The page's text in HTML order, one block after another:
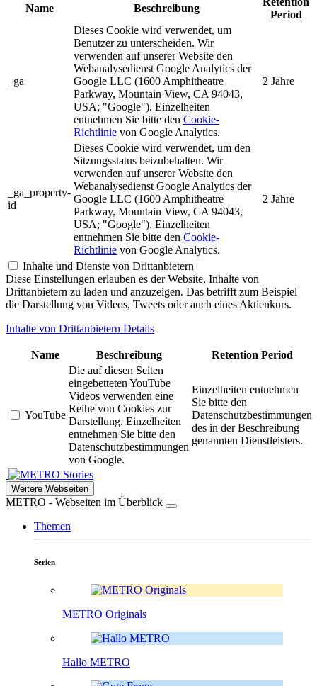
Name Beschreibung
Period
_ga
Dieses Cookie wird verwendet, um
Benutzer zu unterscheiden. Wir
verwenden auf unserer Website den
Webanalysedienst Google Analytics der
Google LLC (1600 Amphitheatre
Parkway, Mountain View, CA 94043,
USA; "Google"). Einzelheiten
entnehmen Sie bitte den Cookie-
Richtlinie von Google Analytics.
2 Jahre
_ga_property-
id
Dieses Cookie wird verwendet, um den
Sitzungsstatus beizubehalten. Wir
verwenden auf unserer Website den
Webanalysedienst Google Analytics der
Google LLC (1600 Amphitheatre
Parkway, Mountain View, CA 94043,
USA; "Google"). Einzelheiten
entnehmen Sie bitte den Cookie-
Richtlinie von Google Analytics.
2 Jahre
Inhalte und Dienste von Drittanbietern
Diese Einstellungen erlauben es der Website, Inhalte von
Drittanbietern zu laden und anzuzeigen. Das betrifft zum Beispiel
die Darstellung von Videos, Tweets oder auch eines Aktienkurs.
Inhalte von Drittanbietern Details
Name Beschreibung Retention Period
YouTube
Die auf diesen Seiten
eingebetteten YouTube
Videos verwenden eine
Reihe von Cookies zur
Darstellung. Einzelheiten
entnehmen Sie bitte den
Datenschutzbestimmungen
von Google.
Einzelheiten entnehmen
Sie bitte den
Datenschutzbestimmungen
des in der Beschreibung
genannten Dienstleisters.
Stories
Weitere Webseiten
METRO - Webseiten im Überblick
Themen
Serien
METRO Originals
Hallo METRO